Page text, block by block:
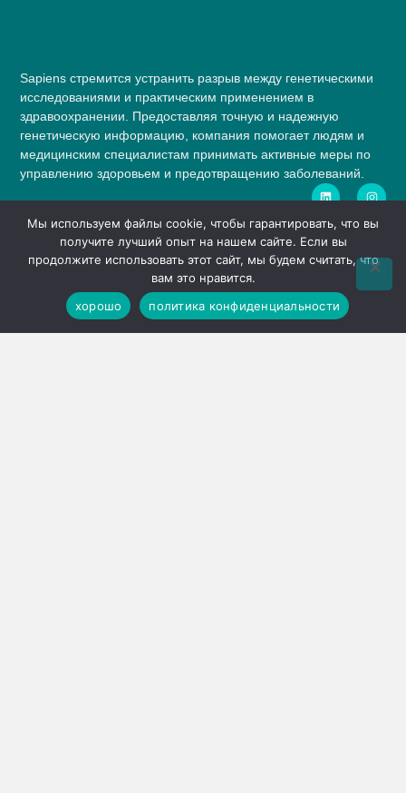
Sapiens стремится устранить разрыв между генетическими
исследованиями и практическим применением в
здравоохранении. Предоставляя точную и надежную
генетическую информацию, компания помогает людям и
медицинским специалистам принимать активные меры по
управлению здоровьем и предотвращению заболеваний.
Тесты
Медицинские онкологические испытания
Гемато-онкологическое тестирование
Структурный анализ Cyto-FISH
Мы используем файлы cookie, чтобы гарантировать, что вы
получите лучший опыт на нашем сайте. Если вы
продолжите использовать этот сайт, мы будем считать, что
вам это нравится.
хорошо
политика конфиденциальности